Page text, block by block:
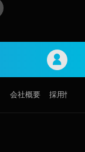
会社概要 採用情報